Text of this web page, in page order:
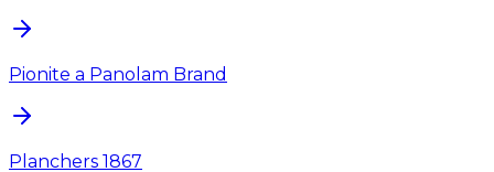
Pionite a Panolam Brand
Planchers 1867